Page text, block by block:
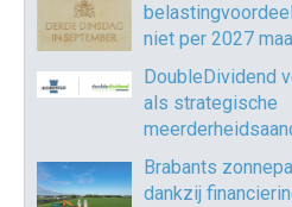
niet per 2027
DoubleDividend
als strategische
Brabants
dankzij